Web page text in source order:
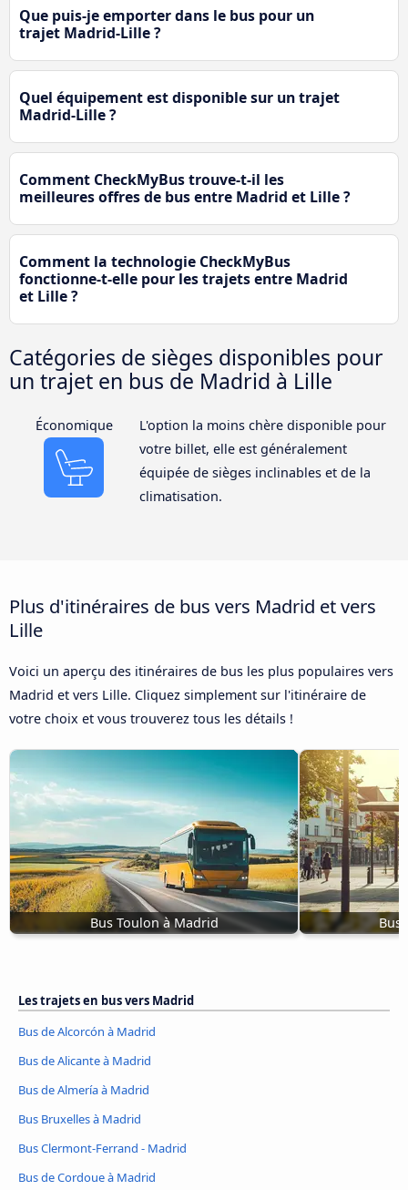
Que puis-je emporter dans le bus pour un
trajet Madrid-Lille ?
Quel équipement est disponible sur un trajet
Madrid-Lille ?
Comment CheckMyBus trouve-t-il les
meilleures offres de bus entre Madrid et Lille ?
Comment la technologie CheckMyBus
fonctionne-t-elle pour les trajets entre Madrid
et Lille ?
Catégories de sièges disponibles pour
un trajet en bus de Madrid à Lille
Économique
L'option la moins chère disponible pour
votre billet, elle est généralement
équipée de sièges inclinables et de la
climatisation.
Plus d'itinéraires de bus vers Madrid et vers
Lille
Voici un aperçu des itinéraires de bus les plus populaires vers
Madrid et vers Lille. Cliquez simplement sur l'itinéraire de
votre choix et vous trouverez tous les détails !
Bus Toulon à Madrid Bus
Les trajets en bus vers Madrid
Bus de Alcorcón à Madrid
Bus de Alicante à Madrid
Bus de Almería à Madrid
Bus Bruxelles à Madrid
Bus Clermont-Ferrand - Madrid
Bus de Cordoue à Madrid